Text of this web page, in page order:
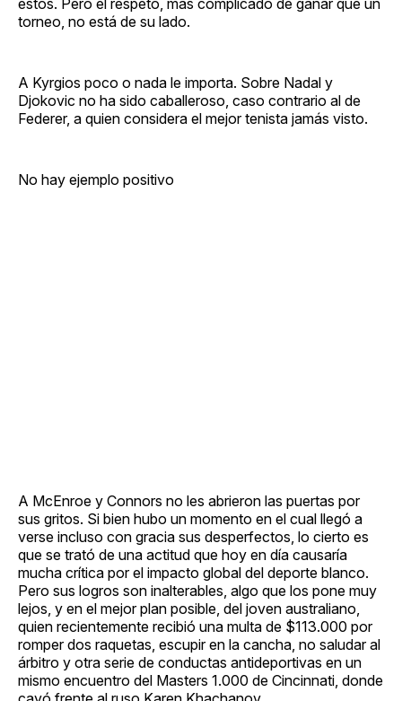
torneo, no está de su lado.
A Kyrgios poco o nada le importa. Sobre Nadal y
Djokovic no ha sido caballeroso, caso contrario al de
Federer, a quien considera el mejor tenista jamás visto.
No hay ejemplo positivo
A McEnroe y Connors no les abrieron las puertas por
sus gritos. Si bien hubo un momento en el cual llegó a
verse incluso con gracia sus desperfectos, lo cierto es
que se trató de una actitud que hoy en día causaría
mucha crítica por el impacto global del deporte blanco.
Pero sus logros son inalterables, algo que los pone muy
lejos, y en el mejor plan posible, del joven australiano,
quien recientemente recibió una multa de $113.000 por
romper dos raquetas, escupir en la cancha, no saludar al
árbitro y otra serie de conductas antideportivas en un
mismo encuentro del Masters 1.000 de Cincinnati, donde